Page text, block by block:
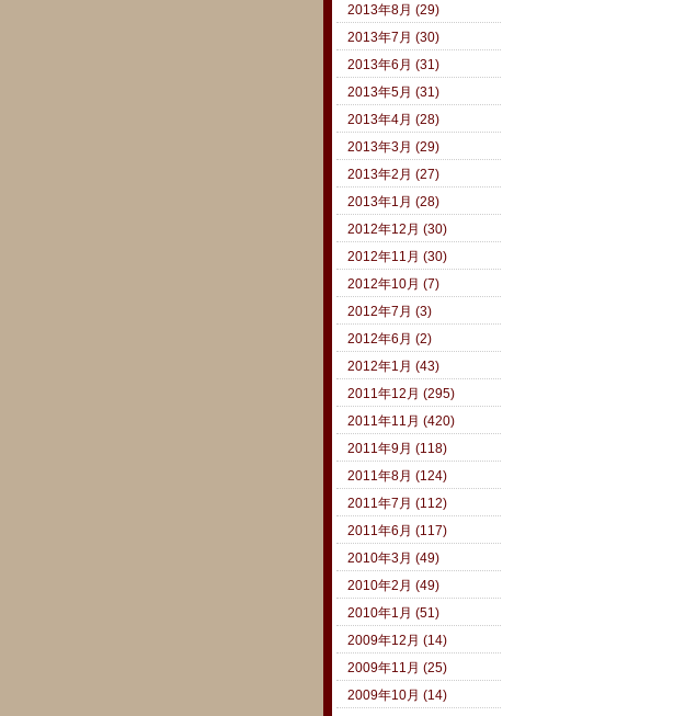
2013年8月 (29)
2013年7月 (30)
2013年6月 (31)
2013年5月 (31)
2013年4月 (28)
2013年3月 (29)
2013年2月 (27)
2013年1月 (28)
2012年12月 (30)
2012年11月 (30)
2012年10月 (7)
2012年7月 (3)
2012年6月 (2)
2012年1月 (43)
2011年12月 (295)
2011年11月 (420)
2011年9月 (118)
2011年8月 (124)
2011年7月 (112)
2011年6月 (117)
2010年3月 (49)
2010年2月 (49)
2010年1月 (51)
2009年12月 (14)
2009年11月 (25)
2009年10月 (14)